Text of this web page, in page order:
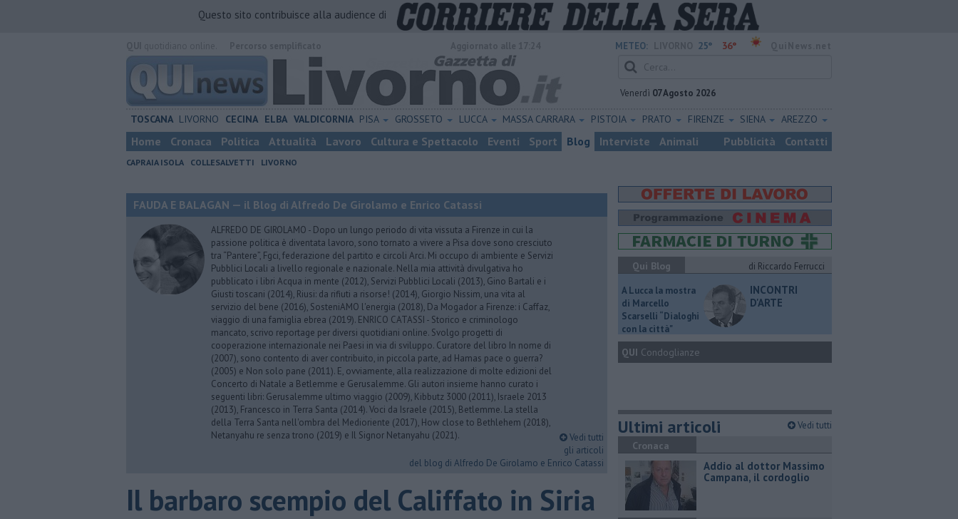
Questo sito contribuisce alla audience di
METEO: 25° 36°
Venerdì 07 Agosto 2026
TOSCANA LIVORNO CECINA ELBA VALDICORNIA PISA GROSSETO LUCCA MASSA CARRARA PISTOIA PRATO FIRENZE SIENA AREZZO
Home Cronaca Politica Attualità Lavoro Cultura e Spettacolo Eventi Sport Blog Interviste Animali Pubblicità Contatti
CAPRAIA ISOLA COLLESALVETTI LIVORNO
FAUDA E BALAGAN — il Blog di Alfredo De Girolamo e Enrico Catassi
ALFREDO DE GIROLAMO - Dopo un lungo periodo di vita vissuta a Firenze in cui la
passione politica è diventata lavoro, sono tornato a vivere a Pisa dove sono cresciuto
tra “Pantere”, Fgci, federazione del partito e circoli Arci. Mi occupo di ambiente e Servizi
Pubblici Locali a livello regionale e nazionale. Nella mia attività divulgativa ho
pubblicato i libri Acqua in mente (2012), Servizi Pubblici Locali (2013), Gino Bartali e i
Giusti toscani (2014), Riusi: da rifiuti a risorse! (2014), Giorgio Nissim, una vita al
servizio del bene (2016), SosteniAMO l'energia (2018), Da Mogador a Firenze: i Caffaz,
viaggio di una famiglia ebrea (2019). ENRICO CATASSI - Storico e criminologo
mancato, scrivo reportage per diversi quotidiani online. Svolgo progetti di
cooperazione internazionale nei Paesi in via di sviluppo. Curatore del libro In nome di
(2007), sono contento di aver contribuito, in piccola parte, ad Hamas pace o guerra?
(2005) e Non solo pane (2011). E, ovviamente, alla realizzazione di molte edizioni del
Concerto di Natale a Betlemme e Gerusalemme. Gli autori insieme hanno curato i
seguenti libri: Gerusalemme ultimo viaggio (2009), Kibbutz 3000 (2011), Israele 2013
(2013), Francesco in Terra Santa (2014). Voci da Israele (2015), Betlemme. La stella
della Terra Santa nell'ombra del Medioriente (2017), How close to Bethlehem (2018),
Netanyahu re senza trono (2019) e Il Signor Netanyahu (2021).
Vedi tutti
gli articoli
del blog di Alfredo De Girolamo e Enrico Catassi
Il barbaro scempio del Califfato in Siria
Qui Blog
di Riccardo Ferrucci
A Lucca la mostra
di Marcello
Scarselli “Dialoghi
con la città"
INCONTRI
D'ARTE
QUI Condoglianze
Ultimi articoli Vedi tutti
Cronaca
Addio al dottor Massimo
Campana, il cordoglio